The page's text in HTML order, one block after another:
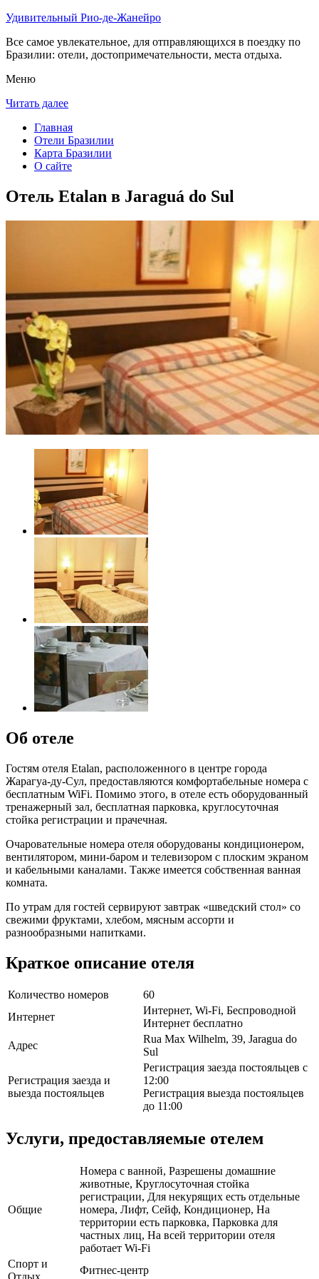
Удивительный Рио-де-Жанейро
Все самое увлекательное, для отправляющихся в поездку по
Бразилии: отели, достопримечательности, места отдыха.
Меню
Читать далее
Главная
Отели Бразилии
Карта Бразилии
О сайте
Отель Etalan в Jaraguá do Sul
Об отеле
Гостям отеля Etalan, расположенного в центре города
Жарагуа-ду-Сул, предоставляются комфортабельные номера с
бесплатным WiFi. Помимо этого, в отеле есть оборудованный
тренажерный зал, бесплатная парковка, круглосуточная
стойка регистрации и прачечная.
Очаровательные номера отеля оборудованы кондиционером,
вентилятором, мини-баром и телевизором с плоским экраном
и кабельными каналами. Также имеется собственная ванная
комната.
По утрам для гостей сервируют завтрак «шведский стол» со
свежими фруктами, хлебом, мясным ассорти и
разнообразными напитками.
Краткое описание отеля
Количество номеров
60
Интернет
Интернет, Wi-Fi, Беспроводной
Интернет бесплатно
Адрес
Rua Max Wilhelm, 39, Jaragua do
Sul
Регистрация заезда и
выезда постояльцев
Регистрация заезда постояльцев с
12:00
Регистрация выезда постояльцев
до 11:00
Услуги, предоставляемые отелем
Общие
Номера с ванной, Разрешены домашние
животные, Круглосуточная стойка
регистрации, Для некурящих есть отдельные
номера, Лифт, Сейф, Кондиционер, На
территории есть парковка, Парковка для
частных лиц, На всей территории отеля
работает Wi-Fi
Спорт и
Фитнес-центр